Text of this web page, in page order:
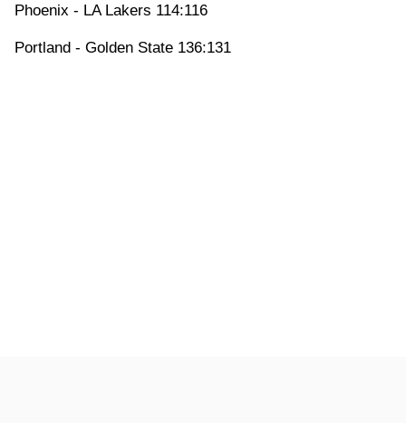
Phoenix - LA Lakers 114:116
Portland - Golden State 136:131